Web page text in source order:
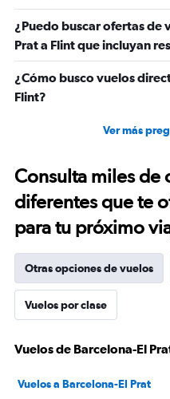
¿Puedo buscar ofertas de
Prat a Flint que incluyan
¿Cómo busco vuelos
Flint?
Ver más
Consulta miles de
diferentes que te
para tu próximo
Otras opciones de vuelos
Vuelos por clase
Vuelos de Barcelona-El
Vuelos a Barcelona-El Prat